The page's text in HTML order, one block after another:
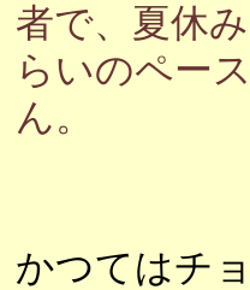
者で、夏休
らいのペー
ん。
かつてはチ